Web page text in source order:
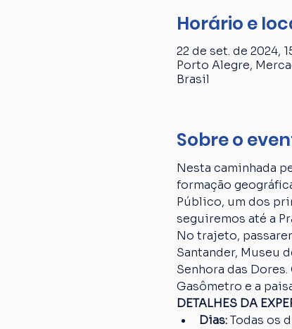
Horário e
22 de set. de 2024,
Porto Alegre,
Brasil
Sobre o
Nesta caminhada
formação
Público, um dos
seguiremos até a
No trajeto,
Santander, Museu
Senhora das
Gasômetro e a
DETALHES DA
Dias: Todas os